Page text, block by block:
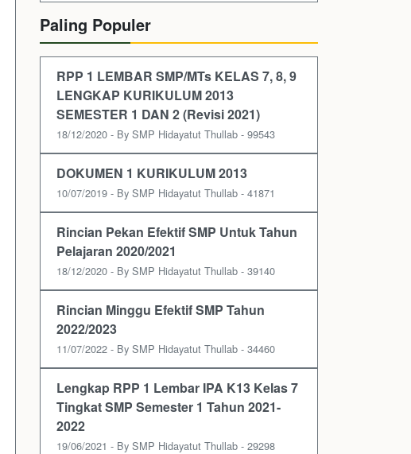
Paling Populer
RPP 1 LEMBAR SMP/MTs KELAS 7, 8, 9
LENGKAP KURIKULUM 2013
SEMESTER 1 DAN 2 (Revisi 2021)
18/12/2020 - By SMP Hidayatut Thullab - 99543
DOKUMEN 1 KURIKULUM 2013
10/07/2019 - By SMP Hidayatut Thullab - 41871
Rincian Pekan Efektif SMP Untuk Tahun
Pelajaran 2020/2021
18/12/2020 - By SMP Hidayatut Thullab - 39140
Rincian Minggu Efektif SMP Tahun
2022/2023
11/07/2022 - By SMP Hidayatut Thullab - 34460
Lengkap RPP 1 Lembar IPA K13 Kelas 7
Tingkat SMP Semester 1 Tahun 2021-
2022
19/06/2021 - By SMP Hidayatut Thullab - 29298